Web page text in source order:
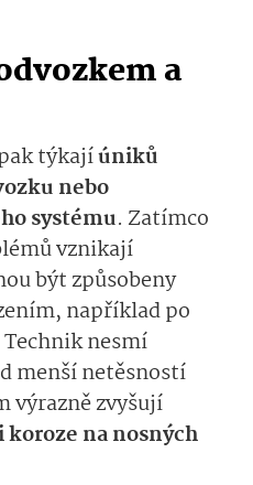
a
týkajíúniků
nebo
systému. Zatímco
vznikají
být způsobeny
například po
nesmí
menší netěsností
výrazně zvyšují
na nosných